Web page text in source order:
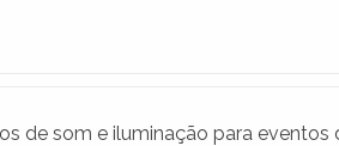
de som e iluminação para eventos